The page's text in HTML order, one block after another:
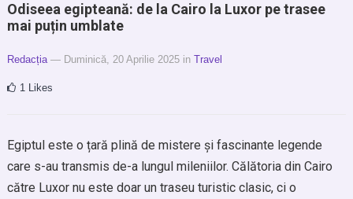
Odiseea egipteană: de la Cairo la Luxor pe trasee
mai puțin umblate
Redacția — Duminică, 20 Aprilie 2025 in Travel
1 Likes
Egiptul este o țară plină de mistere și fascinante legende
care s-au transmis de-a lungul mileniilor. Călătoria din Cairo
către Luxor nu este doar un traseu turistic clasic, ci o